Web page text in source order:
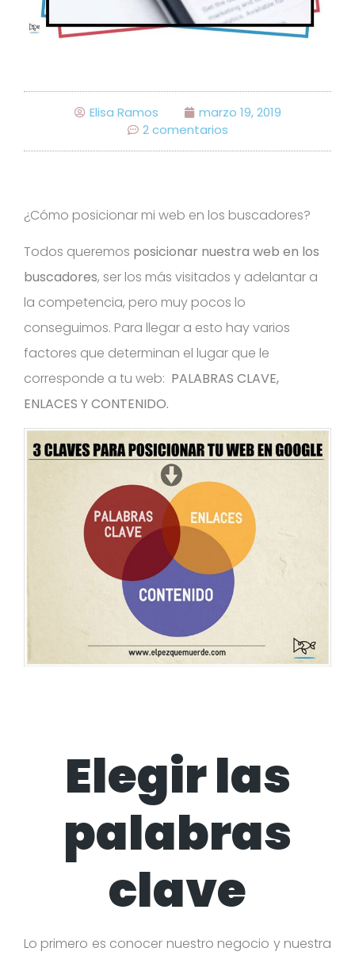
Elisa Ramos
marzo 19, 2019
2 comentarios
¿Cómo posicionar mi web en los buscadores?
Todos queremos posicionar nuestra web en los
buscadores, ser los más visitados y adelantar a
la competencia, pero muy pocos lo
conseguimos. Para llegar a esto hay varios
factores que determinan el lugar que le
corresponde a tu web: PALABRAS CLAVE,
ENLACES Y CONTENIDO.
Elegir las
palabras
clave
Lo primero es conocer nuestro negocio y nuestra